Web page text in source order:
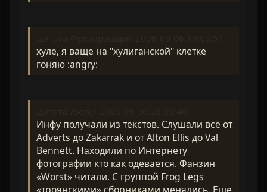
хуле, я ваще на "хулиганской" клетке
гоняю :angry:
Инфу получали из текстов. Слушали всё от
Adverts до Zakarrak и от Alton Ellis до Val
Bennett. Находили по Интернету
фотографии кто как одевается. Фанзин
«Worst» читали. С группой Frog Legs